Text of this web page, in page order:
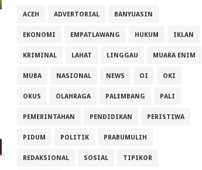
ACEH ADVERTORIAL BANYUASIN
EKONOMI EMPATLAWANG HUKUM IKLAN
KRIMINAL LAHAT LINGGAU MUARA ENIM
MUBA NASIONAL NEWS OI OKI
OKUS OLAHRAGA PALEMBANG PALI
PEMERINTAHAN PENDIDIKAN PERISTIWA
PIDUM POLITIK PRABUMULIH
REDAKSIONAL SOSIAL TIPIKOR